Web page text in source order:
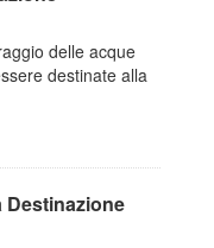
delle acque
destinate alla
Destinazione